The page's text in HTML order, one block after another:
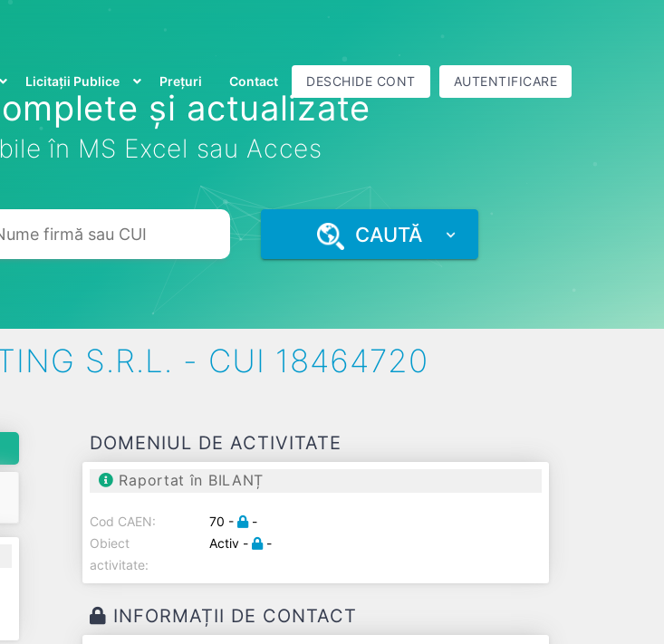
Licitații Publice Prețuri Contact DESCHIDE CONT AUTENTIFICARE
și actualizate
în MS Excel sau Acces
CAUTĂ
S.R.L. - CUI 18464720
DOMENIUL DE ACTIVITATE
Raportat în BILANȚ
Cod CAEN: 70 -
-
Obiect
activitate:
Activ - -
INFORMAȚII DE CONTACT